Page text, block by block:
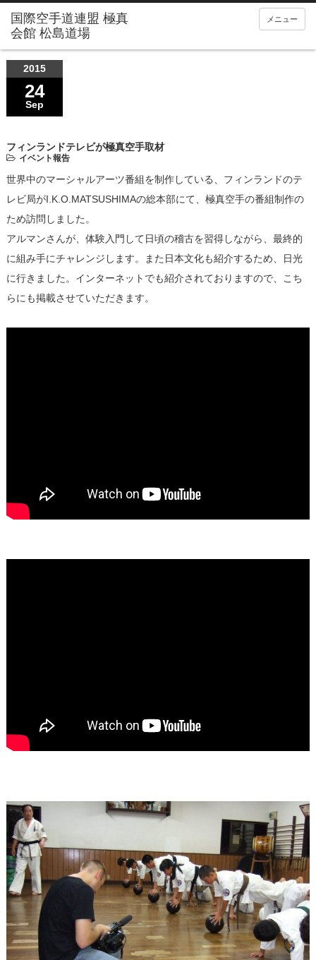
メニュー
2015
24
Sep
フィンランドテレビが極真空手取材
イベント報告
世界中のマーシャルアーツ番組を制作している、フィンランドのテ
レビ局がI.K.O.MATSUSHIMAの総本部にて、極真空手の番組制作の
ため訪問しました。
アルマンさんが、体験入門して日頃の稽古を習得しながら、最終的
に組み手にチャレンジします。また日本文化も紹介するため、日光
に行きました。インターネットでも紹介されておりますので、こち
らにも掲載させていただきます。